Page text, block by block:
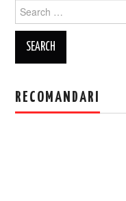
for:
RECOMANDARI